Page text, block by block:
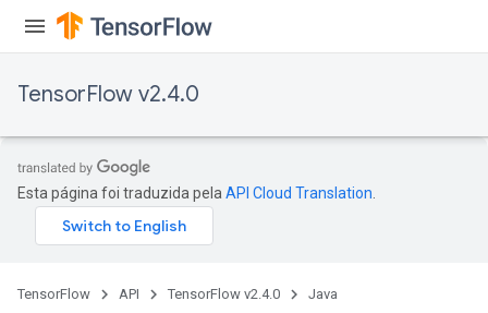
TensorFlow v2.4.0
Esta página foi traduzida pela API Cloud Translation
TensorFlow API TensorFlow v2.4.0 Java